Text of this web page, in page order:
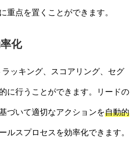
重点を置くことができます。
化
ッキング、スコアリング、セグ
に行うことができます。リードの
づいて適切なアクションを自動的
ルスプロセスを効率化できます。